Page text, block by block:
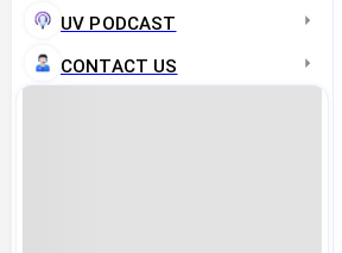
UV PODCAST
CONTACT US